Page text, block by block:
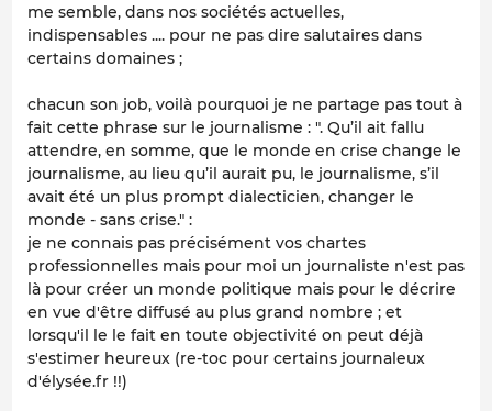
me semble, dans nos sociétés actuelles,
indispensables .... pour ne pas dire salutaires dans
certains domaines ;
chacun son job, voilà pourquoi je ne partage pas tout à
fait cette phrase sur le journalisme : ". Qu’il ait fallu
attendre, en somme, que le monde en crise change le
journalisme, au lieu qu’il aurait pu, le journalisme, s’il
avait été un plus prompt dialecticien, changer le
monde - sans crise." :
je ne connais pas précisément vos chartes
professionnelles mais pour moi un journaliste n'est pas
là pour créer un monde politique mais pour le décrire
en vue d'être diffusé au plus grand nombre ; et
lorsqu'il le le fait en toute objectivité on peut déjà
s'estimer heureux (re-toc pour certains journaleux
d'élysée.fr !!)